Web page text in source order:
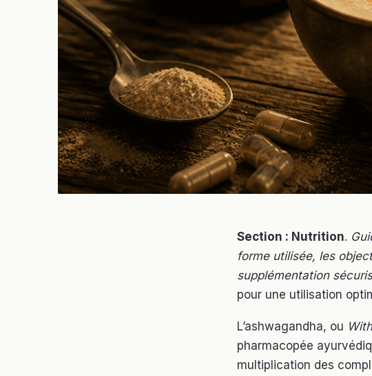
Section : Nutrition.
forme utilisée, les
supplémentation
pour une utilisation
L’ashwagandha, ou
pharmacopée
multiplication des